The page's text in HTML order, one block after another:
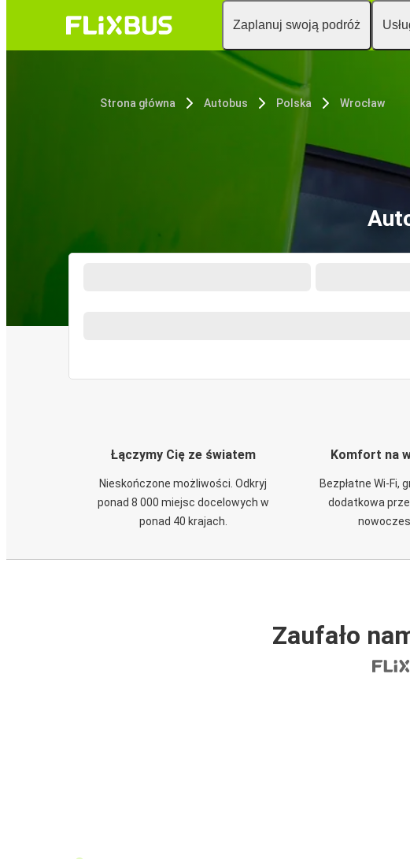
Zaplanuj swoją podróż
Strona główna Autobus Polska Wrocław
Łączymy Cię ze światem
Nieskończone możliwości. Odkryj
ponad 8 000 miejsc docelowych w
ponad 40 krajach.
Komfort na
Bezpłatne Wi-Fi,
dodatkowa
Zaufało